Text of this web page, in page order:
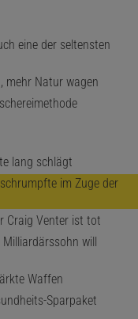
eine der seltensten
mehr Natur wagen
lang schlägt
im Zuge der
Craig Venter ist tot
will
Waffen
Sparpaket